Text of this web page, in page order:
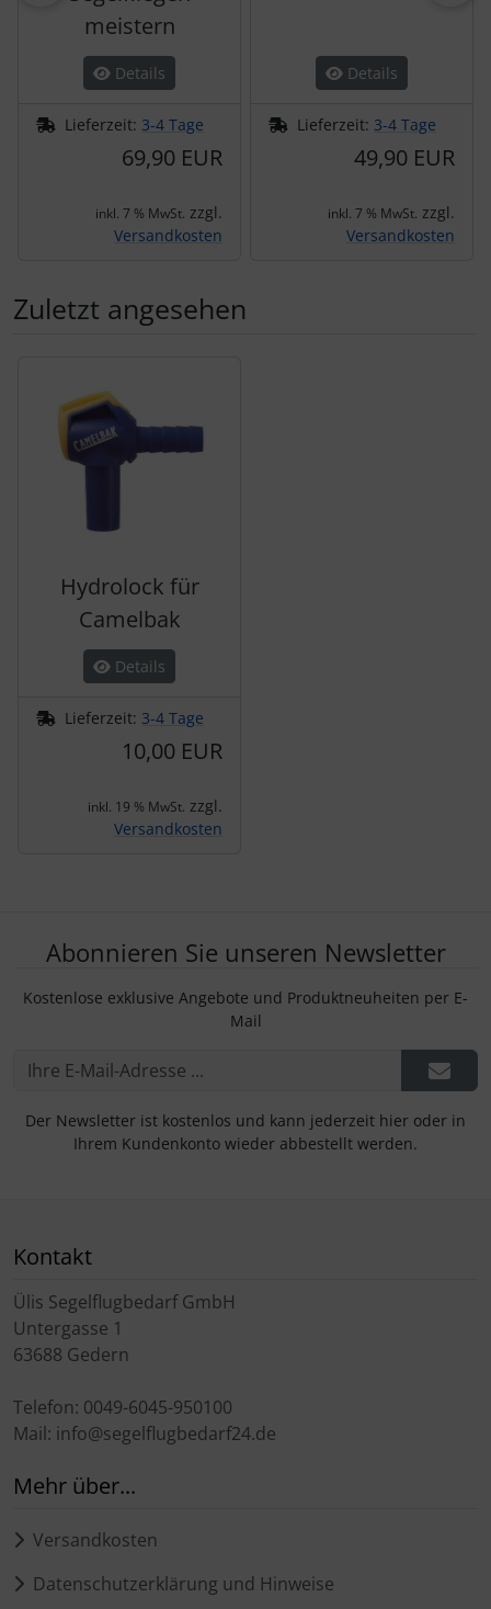
meistern
Details
Lieferzeit: 3-4 Tage
69,90 EUR
inkl. 7 % MwSt. zzgl.
Versandkosten
Details
Lieferzeit: 3-4 Tage
49,90 EUR
inkl. 7 % MwSt. zzgl.
Versandkosten
Zuletzt angesehen
Hydrolock für
Camelbak
Details
Lieferzeit: 3-4 Tage
10,00 EUR
inkl. 19 % MwSt. zzgl.
Versandkosten
Abonnieren Sie unseren Newsletter
Kostenlose exklusive Angebote und Produktneuheiten per E-
Mail
Der Newsletter ist kostenlos und kann jederzeit hier oder in
Ihrem Kundenkonto wieder abbestellt werden.
Kontakt
Ülis Segelflugbedarf GmbH
Untergasse 1
63688 Gedern
Telefon: 0049-6045-950100
Mail: info@segelflugbedarf24.de
Mehr über...
Versandkosten
Datenschutzerklärung und Hinweise